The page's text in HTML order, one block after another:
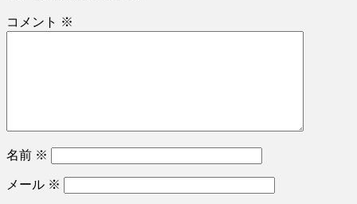
コメント ※
名前 ※
メール ※